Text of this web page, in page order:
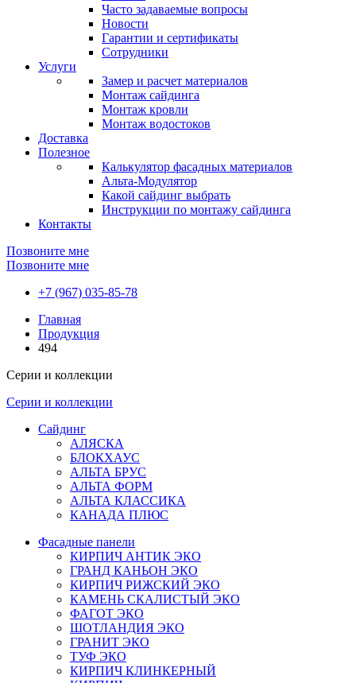
Часто задаваемые вопросы
Новости
Гарантии и сертификаты
Сотрудники
Услуги
Замер и расчет материалов
Монтаж сайдинга
Монтаж кровли
Монтаж водостоков
Доставка
Полезное
Калькулятор фасадных материалов
Альта-Модулятор
Какой сайдинг выбрать
Инструкции по монтажу сайдинга
Контакты
Позвоните мне
Позвоните мне
+7 (967) 035-85-78
Главная
Продукция
494
Серии и коллекции
Серии и коллекции
Сайдинг
АЛЯСКА
БЛОКХАУС
АЛЬТА БРУС
АЛЬТА ФОРМ
АЛЬТА КЛАССИКА
КАНАДА ПЛЮС
Фасадные панели
КИРПИЧ АНТИК ЭКО
ГРАНД КАНЬОН ЭКО
КИРПИЧ РИЖСКИЙ ЭКО
КАМЕНЬ СКАЛИСТЫЙ ЭКО
ФАГОТ ЭКО
ШОТЛАНДИЯ ЭКО
ГРАНИТ ЭКО
ТУФ ЭКО
КИРПИЧ КЛИНКЕРНЫЙ